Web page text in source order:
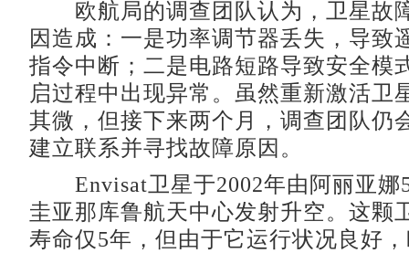
欧航局的调查团队认为，卫星故
因造成：一是功率调节器丢失，导致
指令中断；二是电路短路导致安全模
启过程中出现异常。虽然重新激活卫
其微，但接下来两个月，调查团队仍
建立联系并寻找故障原因。
Envisat卫星于2002年由阿丽亚娜
圭亚那库鲁航天中心发射升空。这颗
寿命仅5年，但由于它运行状况良好